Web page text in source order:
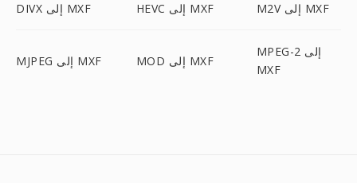
DIVX إلى MXF HEVC إلى MXF M2V إلى MXF
MJPEG إلى MXF MOD إلى MXF
MPEG-2 إلى
MXF